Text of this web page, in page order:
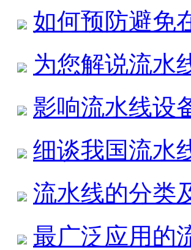
如何预防避免
为您解说流水
影响流水线设
细谈我国流水
流水线的分类
最广泛应用